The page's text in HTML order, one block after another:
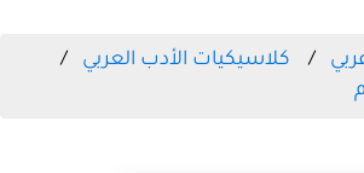
كلاسيكيات الأدب العربي